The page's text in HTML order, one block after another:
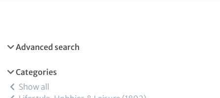
Advanced search
Categories
Show all